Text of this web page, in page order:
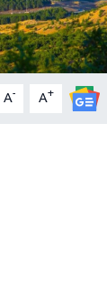
A- A+